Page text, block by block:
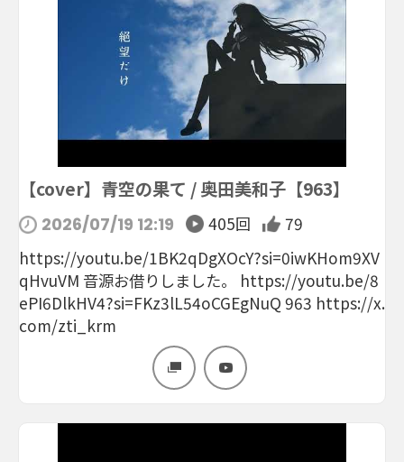
【cover】青空の果て / 奥田美和子【963】
2026/07/19 12:19 405回
79
https://youtu.be/1BK2qDgXOcY?si=0iwKHom9XV
qHvuVM 音源お借りしました。 https://youtu.be/8
ePI6DlkHV4?si=FKz3lL54oCGEgNuQ 963 https://x.
com/zti_krm